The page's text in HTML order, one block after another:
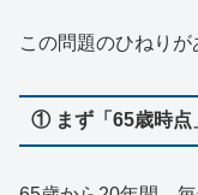
この問題のひねりが
① まず「65歳時点